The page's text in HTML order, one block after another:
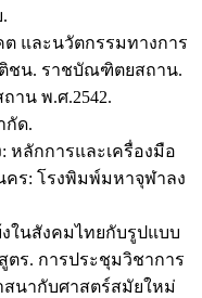
ต และนวัตกรรมทางการ
ชน. ราชบัณฑิตยสถาน.
าน พ.ศ.2542.
กัด.
หลักการและเครื่องมือ
ร: โรงพิมพ์มหาจุฬาลง
ในสังคมไทยกับรูปแบบ
ร. การประชุมวิชาการ
นากับศาสตร์สมัยใหม่